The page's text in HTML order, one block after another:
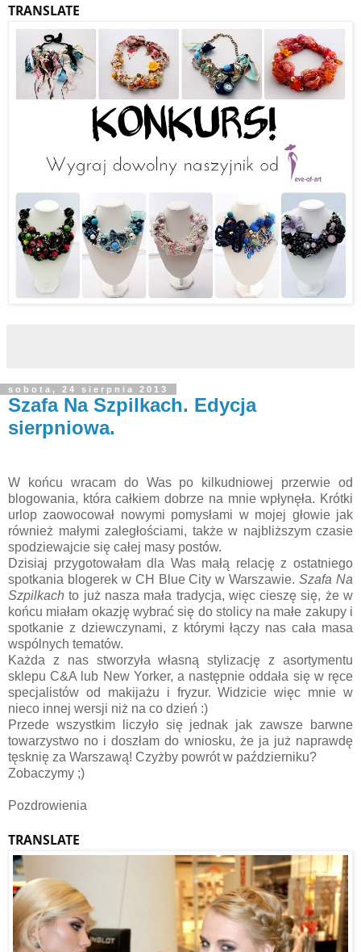
TRANSLATE
sobota, 24 sierpnia 2013
Szafa Na Szpilkach. Edycja
sierpniowa.
W końcu wracam do Was po kilkudniowej przerwie od
blogowania, która całkiem dobrze na mnie wpłynęła. Krótki
urlop zaowocował nowymi pomysłami w mojej głowie jak
również małymi zaległościami, także w najbliższym czasie
spodziewajcie się całej masy postów.
Dzisiaj przygotowałam dla Was małą relację z ostatniego
spotkania blogerek w CH Blue City w Warszawie.Szafa Na
Szpilkach to już nasza mała tradycja, więc cieszę się, że w
końcu miałam okazję wybrać się do stolicy na małe zakupy i
spotkanie z dziewczynami, z którymi łączy nas cała masa
wspólnych tematów.
Każda z nas stworzyła własną stylizację z asortymentu
sklepu C&A lub New Yorker, a następnie oddała się w ręce
specjalistów od makijażu i fryzur. Widzicie więc mnie w
nieco innej wersji niż na co dzień :)
Przede wszystkim liczyło się jednak jak zawsze barwne
towarzystwo no i doszłam do wniosku, że ja już naprawdę
tęsknię za Warszawą! Czyżby powrót w październiku?
Zobaczymy ;)
Pozdrowienia
TRANSLATE